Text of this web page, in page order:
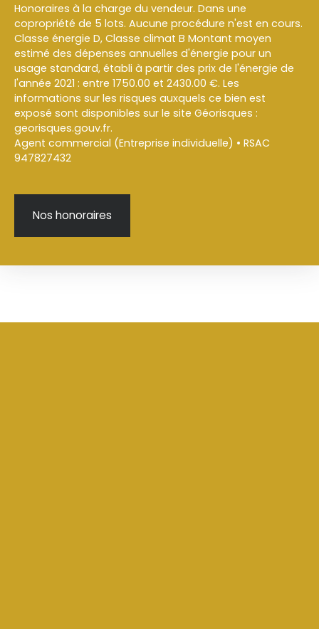
Honoraires à la charge du vendeur. Dans une
copropriété de 5 lots. Aucune procédure n'est en cours.
Classe énergie D, Classe climat B Montant moyen
estimé des dépenses annuelles d'énergie pour un
usage standard, établi à partir des prix de l'énergie de
l'année 2021 : entre 1750.00 et 2430.00 €. Les
informations sur les risques auxquels ce bien est
exposé sont disponibles sur le site Géorisques :
georisques.gouv.fr.
Agent commercial (Entreprise individuelle) • RSAC
947827432
Nos honoraires